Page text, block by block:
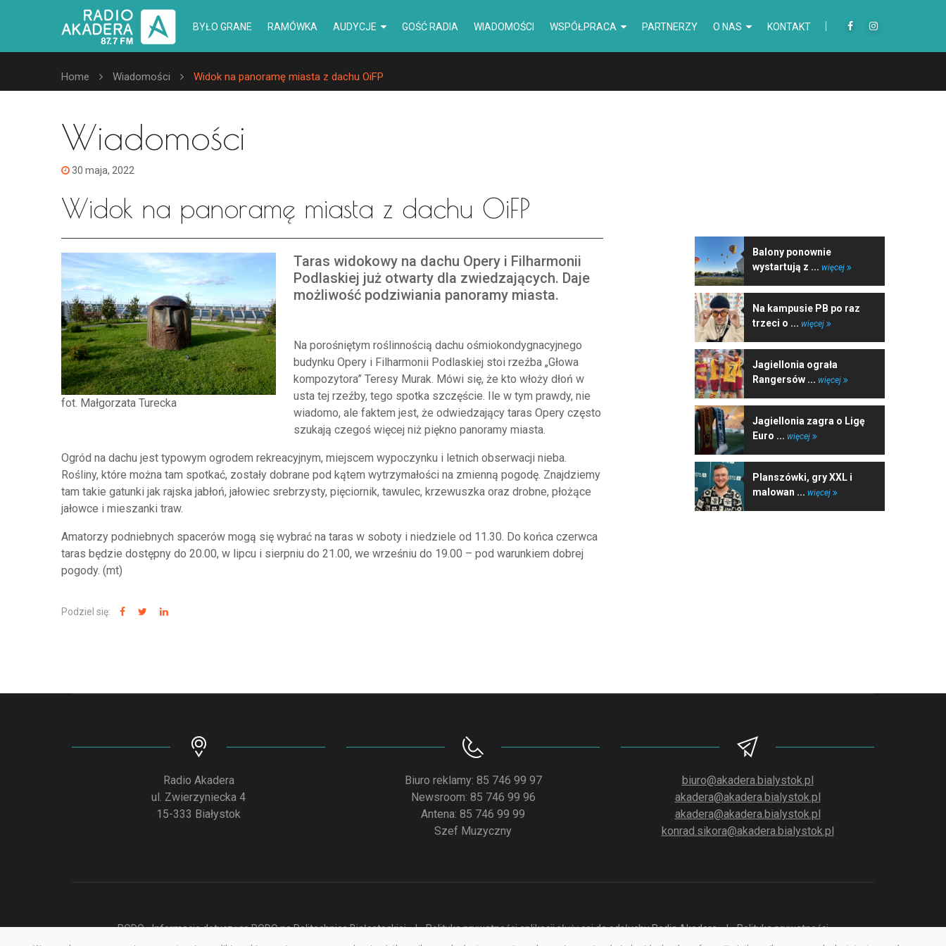
BYŁO GRANE RAMÓWKA AUDYCJE GOŚĆ RADIA WIADOMOŚCI WSPÓŁPRACA PARTNERZY O NAS KONTAKT
Home Wiadomości Widok na panoramę miasta z dachu OiFP
Wiadomości
30 maja, 2022
Widok na panoramę miasta z dachu OiFP
fot. Małgorzata Turecka
Taras widokowy na dachu Opery i Filharmonii
Podlaskiej już otwarty dla zwiedzających. Daje
możliwość podziwiania panoramy miasta.
Na porośniętym roślinnością dachu ośmiokondygnacyjnego
budynku Opery i Filharmonii Podlaskiej stoi rzeźba „Głowa
kompozytora” Teresy Murak. Mówi się, że kto włoży dłoń w
usta tej rzeźby, tego spotka szczęście. Ile w tym prawdy, nie
wiadomo, ale faktem jest, że odwiedzający taras Opery często
szukają czegoś więcej niż piękno panoramy miasta.
Ogród na dachu jest typowym ogrodem rekreacyjnym, miejscem wypoczynku i letnich obserwacji nieba.
Rośliny, które można tam spotkać, zostały dobrane pod kątem wytrzymałości na zmienną pogodę. Znajdziemy
tam takie gatunki jak rajska jabłoń, jałowiec srebrzysty, pięciornik, tawulec, krzewuszka oraz drobne, płożące
jałowce i mieszanki traw.
Amatorzy podniebnych spacerów mogą się wybrać na taras w soboty i niedziele od 11.30. Do końca czerwca
taras będzie dostępny do 20.00, w lipcu i sierpniu do 21.00, we wrześniu do 19.00 – pod warunkiem dobrej
pogody. (mt)
Podziel się:
Balony ponownie
wystartują z ... więcej
Na kampusie PB po raz
trzeci o ... więcej
Jagiellonia ograła
Rangersów ... więcej
Jagiellonia zagra o Ligę
Euro ... więcej
Planszówki, gry XXL i
malowan ... więcej
Radio Akadera
ul. Zwierzyniecka 4
15-333 Białystok
Biuro reklamy: 85 746 99 97
Newsroom: 85 746 99 96
Antena: 85 746 99 99
Szef Muzyczny
biuro@akadera.bialystok.pl
akadera@akadera.bialystok.pl
akadera@akadera.bialystok.pl
konrad.sikora@akadera.bialystok.pl
RODO - Informacje dotyczące RODO na Politechnice Białostockiej Polityka prywatności aplikacji służącej do odsłuchu Radia Akadera
Polityka prywatności